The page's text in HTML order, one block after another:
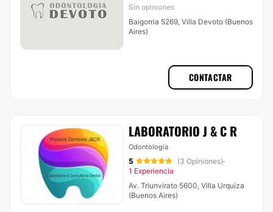
Sin opiniones
Baigorria 5269, Villa Devoto (Buenos
Aires)
CONTACTAR
LABORATORIO J & C R
Odontología
5 (3 Opiniones)·
1 Experiencia
Av. Triunvirato 5600, Villa Urquiza
(Buenos Aires)